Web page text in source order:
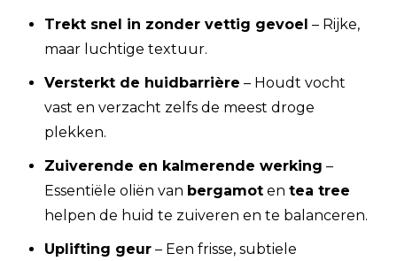
Trekt snel in zonder vettig gevoel – Rijke,
maar luchtige textuur.
Versterkt de huidbarrière – Houdt vocht
vast en verzacht zelfs de meest droge
plekken.
Zuiverende en kalmerende werking –
Essentiële oliën van bergamot en tea tree
helpen de huid te zuiveren en te balanceren.
Uplifting geur – Een frisse, subtiele